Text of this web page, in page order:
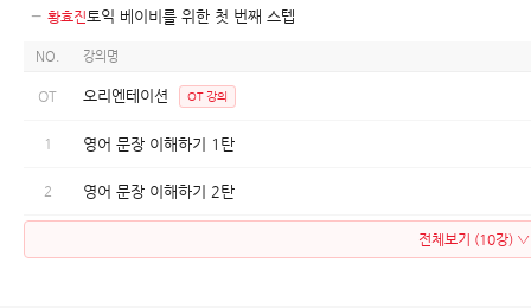
− 황효진토익 베이비를 위한 첫 번째 스텝
NO. 강의명
OT 오리엔테이션 OT 강의
1 영어 문장 이해하기 1탄
2 영어 문장 이해하기 2탄
전체보기 (10강) ▽